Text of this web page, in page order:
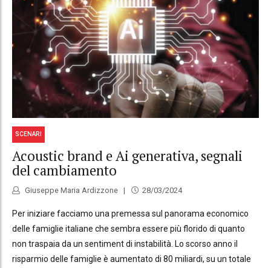
SCENARI
Acoustic brand e Ai generativa, segnali
del cambiamento
Giuseppe Maria Ardizzone 28/03/2024
Per iniziare facciamo una premessa sul panorama economico
delle famiglie italiane che sembra essere più florido di quanto
non traspaia da un sentiment di instabilità. Lo scorso anno il
risparmio delle famiglie è aumentato di 80 miliardi, su un totale